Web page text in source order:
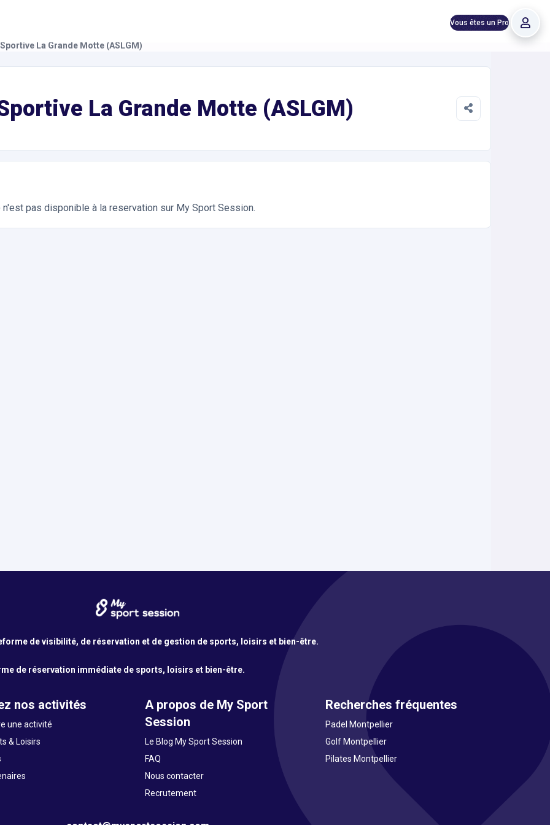
Vous êtes un Pro
La Grande Motte (ASLGM)
La Grande Motte (ASLGM)
n'est pas disponible à la reservation sur My Sport Session.
de visibilité, de réservation et de gestion de sports, loisirs et bien-être.
de réservation immédiate de sports, loisirs et bien-être.
nos activités
une activité
& Loisirs
A propos de My Sport
Session
Le Blog My Sport Session
FAQ
Nous contacter
Recrutement
Recherches fréquentes
Padel Montpellier
Golf Montpellier
Pilates Montpellier